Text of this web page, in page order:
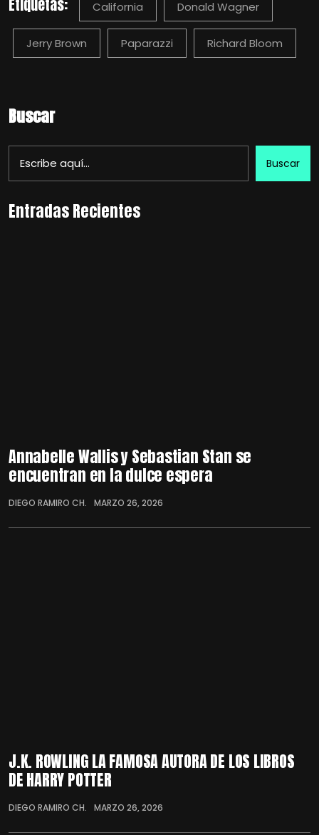
California Donald Wagner
Jerry Brown Paparazzi Richard Bloom
Buscar
Buscar
Entradas Recientes
Annabelle Wallis y Sebastian Stan se
encuentran en la dulce espera
DIEGO RAMIRO CH. MARZO 26, 2026
J.K. ROWLING LA FAMOSA AUTORA DE LOS LIBROS
DE HARRY POTTER
DIEGO RAMIRO CH. MARZO 26, 2026